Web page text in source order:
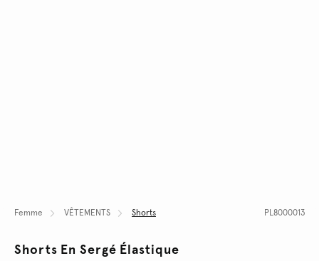
Femme VÊTEMENTS Shorts PL8000013
Shorts En Sergé Élastique